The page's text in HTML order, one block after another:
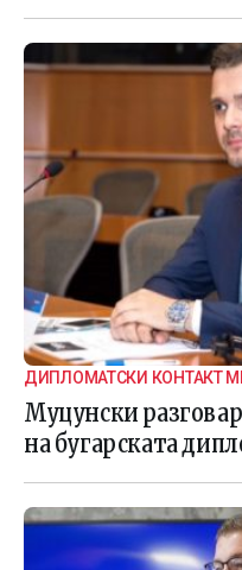
ДИПЛОМАТСКИ КОНТАКТ
Муцунски
на бугарската